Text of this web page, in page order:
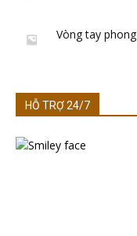
Vòng tay
HỖ TRỢ 24/7